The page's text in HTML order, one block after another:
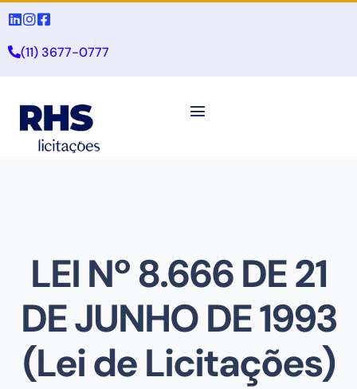
(11) 3677-0777
LEI Nº 8.666 DE 21
DE JUNHO DE 1993
(Lei de Licitações)